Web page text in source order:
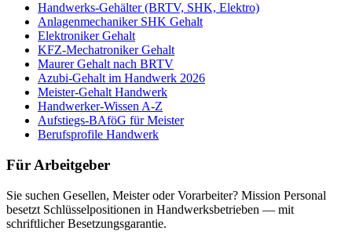
Handwerks-Gehälter (BRTV, SHK, Elektro)
Anlagenmechaniker SHK Gehalt
Elektroniker Gehalt
KFZ-Mechatroniker Gehalt
Maurer Gehalt nach BRTV
Azubi-Gehalt im Handwerk 2026
Meister-Gehalt Handwerk
Handwerker-Wissen A-Z
Aufstiegs-BAföG für Meister
Berufsprofile Handwerk
Für Arbeitgeber
Sie suchen Gesellen, Meister oder Vorarbeiter? Mission Personal
besetzt Schlüsselpositionen in Handwerksbetrieben — mit
schriftlicher Besetzungsgarantie.